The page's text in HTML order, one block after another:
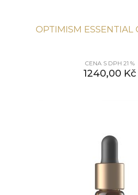
OPTIMISM ESSENTIAL
CENA S DPH 21 %
1240,00 Kč